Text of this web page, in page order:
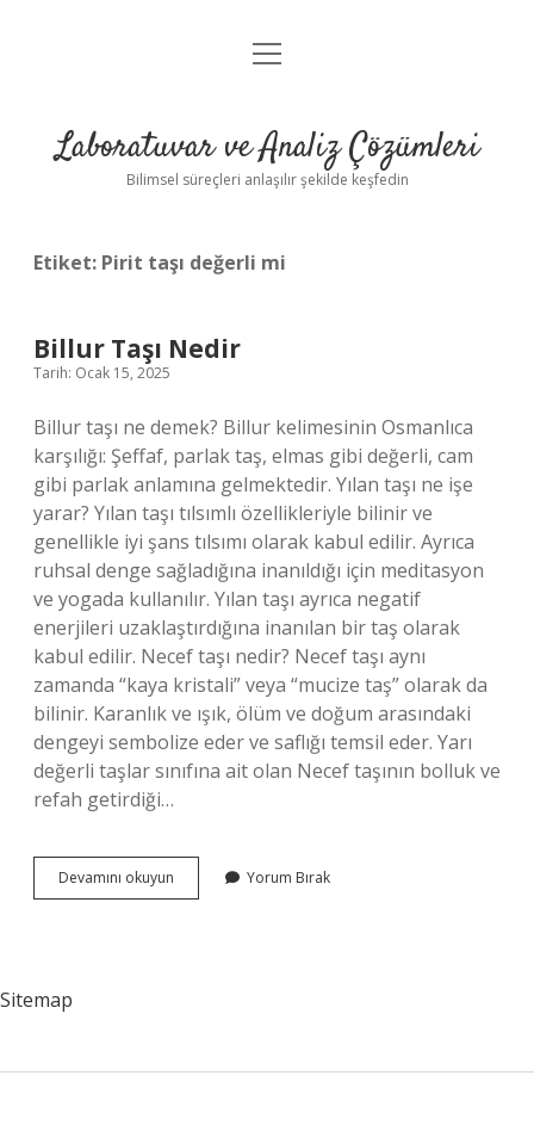
Anasayfa
Yasal Uyarı
menüyü
Laboratuvar ve Analiz Çözümleri
Bilimsel süreçleri anlaşılır şekilde keşfedin
Etiket: Pirit taşı değerli mi
Billur Taşı Nedir
Tarih: Ocak 15, 2025
Billur taşı ne demek? Billur kelimesinin Osmanlıca
karşılığı: Şeffaf, parlak taş, elmas gibi değerli, cam
gibi parlak anlamına gelmektedir. Yılan taşı ne işe
yarar? Yılan taşı tılsımlı özellikleriyle bilinir ve
genellikle iyi şans tılsımı olarak kabul edilir. Ayrıca
ruhsal denge sağladığına inanıldığı için meditasyon
ve yogada kullanılır. Yılan taşı ayrıca negatif
enerjileri uzaklaştırdığına inanılan bir taş olarak
kabul edilir. Necef taşı nedir? Necef taşı aynı
zamanda “kaya kristali” veya “mucize taş” olarak da
bilinir. Karanlık ve ışık, ölüm ve doğum arasındaki
dengeyi sembolize eder ve saflığı temsil eder. Yarı
değerli taşlar sınıfına ait olan Necef taşının bolluk ve
refah getirdiği…
Devamını okuyun
Taşı
Yorum Bırak
Sitemap